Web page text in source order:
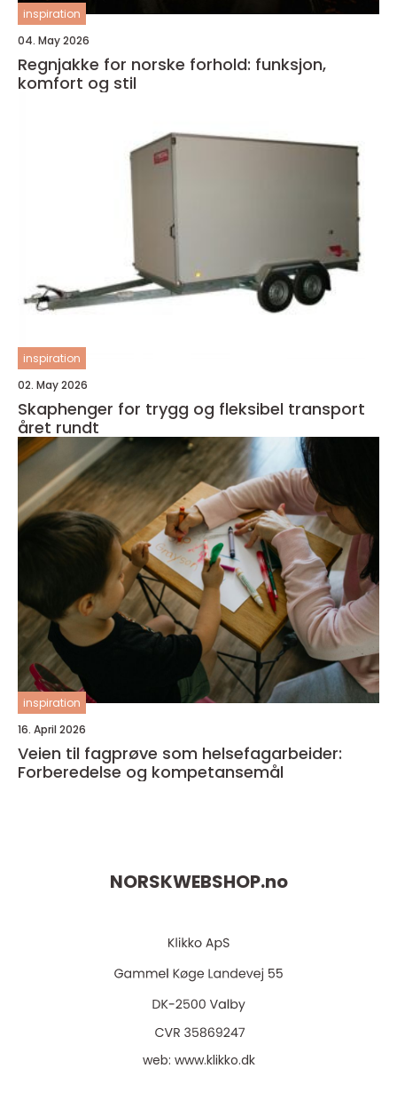
inspiration
04. May 2026
Regnjakke for norske forhold: funksjon,
komfort og stil
inspiration
02. May 2026
Skaphenger for trygg og fleksibel transport
året rundt
inspiration
16. April 2026
Veien til fagprøve som helsefagarbeider:
Forberedelse og kompetansemål
NORSKWEBSHOP.no
web: www.klikko.dk